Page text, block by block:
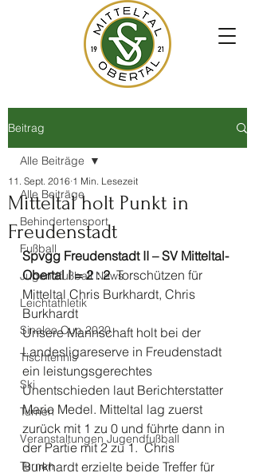
Beitrag
Alle Beiträge
Behindertensport
Fußball
Jugendfußball News
Leichtathletik
Sinalco Cup 2020
Tischtennis
Ski
Turnen
Veranstaltungen Jugendfußball
Turnen
Alle Beiträge
Mitteltal holt Punkt in
Freudenstadt
11. Sept. 2016 1 Min. Lesezeit
Spvgg Freudenstadt II – SV Mitteltal-
Obertal I = 2 : 2 Torschützen für
Mitteltal Chris Burkhardt, Chris
Burkhardt
Unsere Mannschaft holt bei der
Landesligareserve in Freudenstadt
ein leistungsgerechtes
Unentschieden laut Berichterstatter
Mario Medel. Mitteltal lag zuerst
zurück mit 1 zu 0 und führte dann in
der Partie mit 2 zu 1.  Chris
Burkhardt erzielte beide Treffer für